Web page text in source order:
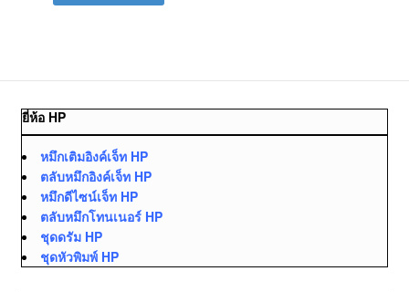
ยี่ห้อ HP
หมึกเติมอิงค์เจ็ท HP
ตลับหมึกอิงค์เจ็ท HP
หมึกดีไซน์เจ็ท HP
ตลับหมึกโทนเนอร์ HP
ชุดดรัม HP
ชุดหัวพิมพ์ HP